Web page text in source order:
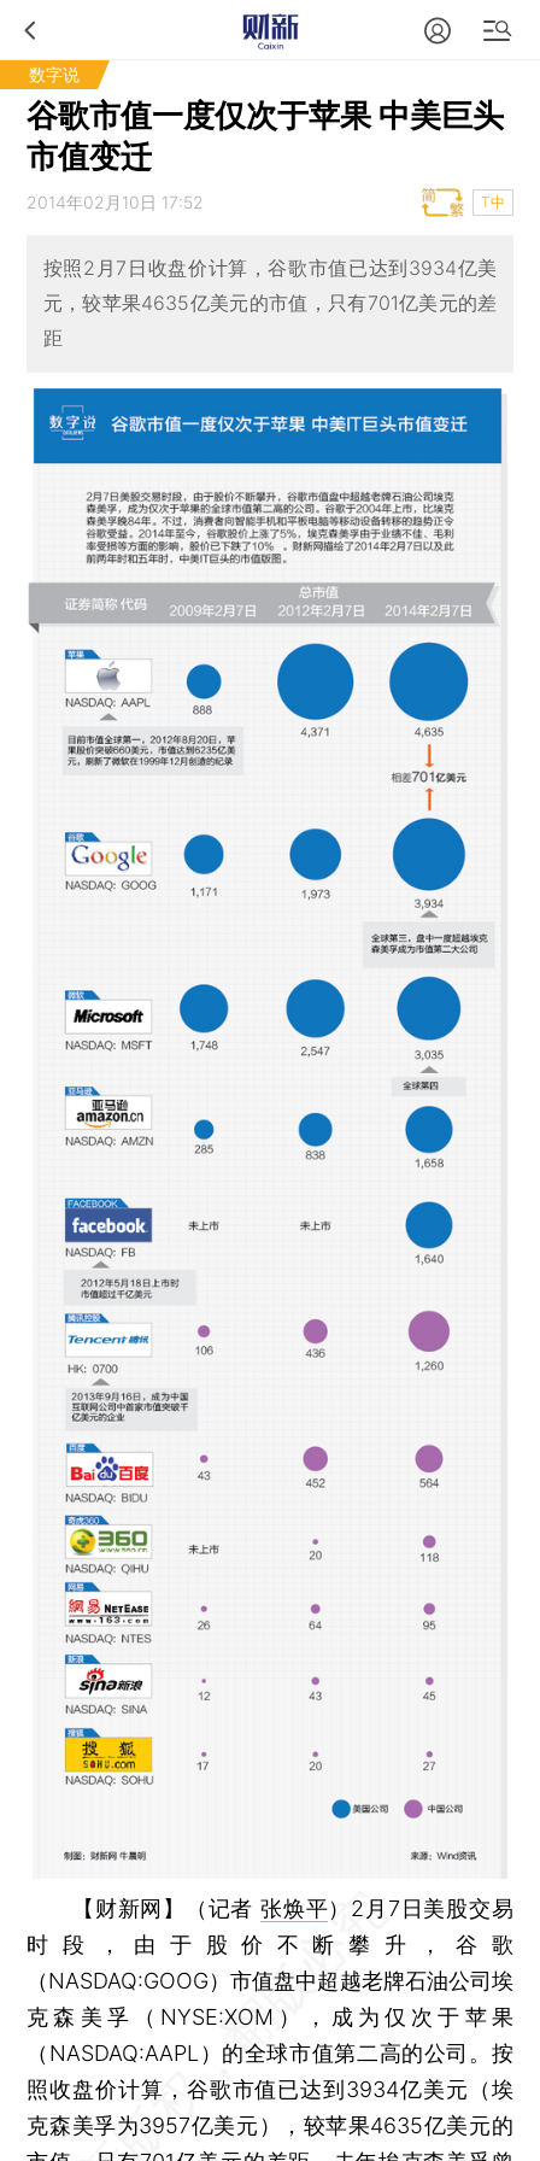
数字说
谷歌市值一度仅次于苹果 中美巨头
市值变迁
2014年02月10日 17:52 T中
按照2月7日收盘价计算，谷歌市值已达到3934亿美
元，较苹果4635亿美元的市值，只有701亿美元的差
距
【财新网】（记者张焕平） 2月7日美股交易
时段，由于股价不断攀升，谷歌
（NASDAQ:GOOG）市值盘中超越老牌石油公司埃
克森美孚（NYSE:XOM），成为仅次于苹果
（NASDAQ:AAPL）的全球市值第二高的公司。按
照收盘价计算，谷歌市值已达到3934亿美元（埃
克森美孚为3957亿美元），较苹果4635亿美元的